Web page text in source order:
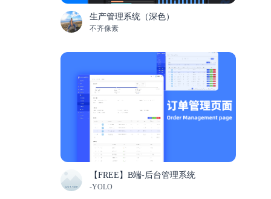
生产管理系统（深色）
不齐像素
【FREE】B端-后台管理系统
-YOLO